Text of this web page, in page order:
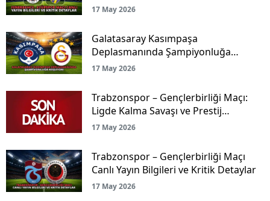
17 May 2026
Galatasaray Kasımpaşa
Deplasmanında Şampiyonluğa
Koşuyor!
17 May 2026
Trabzonspor – Gençlerbirliği Maçı:
Ligde Kalma Savaşı ve Prestij
Mücadelesi Canlı Yayınla Ekranlarda!
17 May 2026
Trabzonspor – Gençlerbirliği Maçı
Canlı Yayın Bilgileri ve Kritik Detaylar
17 May 2026